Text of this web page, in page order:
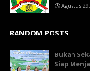
Agustus
RANDOM POSTS
Bukan
Siap